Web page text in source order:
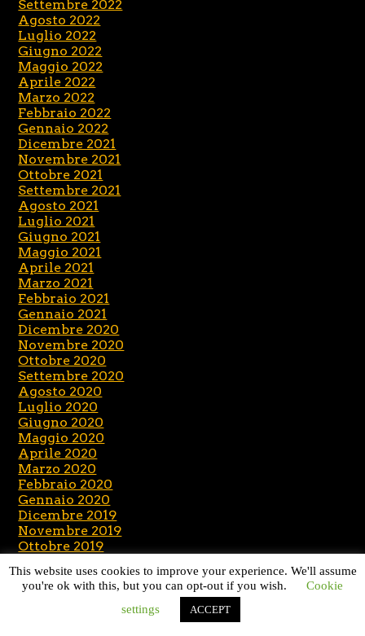
Settembre 2022
Agosto 2022
Luglio 2022
Giugno 2022
Maggio 2022
Aprile 2022
Marzo 2022
Febbraio 2022
Gennaio 2022
Dicembre 2021
Novembre 2021
Ottobre 2021
Settembre 2021
Agosto 2021
Luglio 2021
Giugno 2021
Maggio 2021
Aprile 2021
Marzo 2021
Febbraio 2021
Gennaio 2021
Dicembre 2020
Novembre 2020
Ottobre 2020
Settembre 2020
Agosto 2020
Luglio 2020
Giugno 2020
Maggio 2020
Aprile 2020
Marzo 2020
Febbraio 2020
Gennaio 2020
Dicembre 2019
Novembre 2019
Ottobre 2019
Agosto 2019
Luglio 2019
This website uses cookies to improve your experience. We'll assume
you're ok with this, but you can opt-out if you wish.
Cookie
settings
ACCEPT